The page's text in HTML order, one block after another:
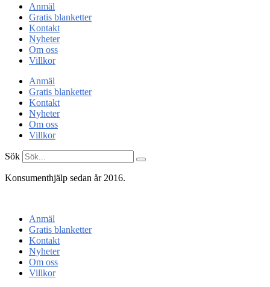
Anmäl
Gratis blanketter
Kontakt
Nyheter
Om oss
Villkor
Anmäl
Gratis blanketter
Kontakt
Nyheter
Om oss
Villkor
Sök
Konsumenthjälp sedan år 2016.
Anmäl
Gratis blanketter
Kontakt
Nyheter
Om oss
Villkor